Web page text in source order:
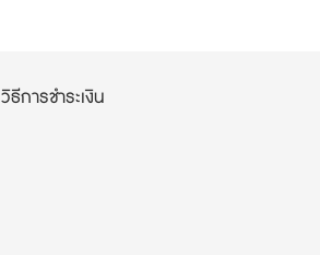
วิธีการชำระเงิน